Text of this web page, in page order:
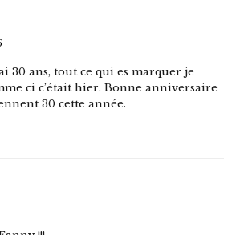
30 ans, tout ce qui es marquer je
ci c’était hier. Bonne anniversaire
30 cette année.